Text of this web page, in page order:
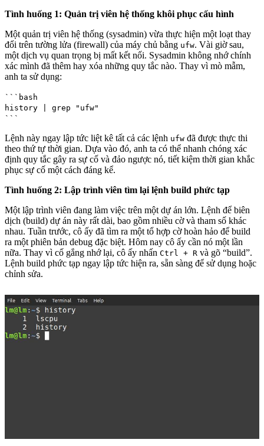
Tình huống 1: Quản trị viên hệ thống khôi phục cấu hình
Một quản trị viên hệ thống (sysadmin) vừa thực hiện một loạt thay
đổi trên tường lửa (firewall) của máy chủ bằng ufw. Vài giờ sau,
một dịch vụ quan trọng bị mất kết nối. Sysadmin không nhớ chính
xác mình đã thêm hay xóa những quy tắc nào. Thay vì mò mẫm,
anh ta sử dụng:
```bash
history | grep "ufw"
```
Lệnh này ngay lập tức liệt kê tất cả các lệnh ufw đã được thực thi
theo thứ tự thời gian. Dựa vào đó, anh ta có thể nhanh chóng xác
định quy tắc gây ra sự cố và đảo ngược nó, tiết kiệm thời gian khắc
phục sự cố một cách đáng kể.
Tình huống 2: Lập trình viên tìm lại lệnh build phức tạp
Một lập trình viên đang làm việc trên một dự án lớn. Lệnh để biên
dịch (build) dự án này rất dài, bao gồm nhiều cờ và tham số khác
nhau. Tuần trước, cô ấy đã tìm ra một tổ hợp cờ hoàn hảo để build
ra một phiên bản debug đặc biệt. Hôm nay cô ấy cần nó một lần
nữa. Thay vì cố gắng nhớ lại, cô ấy nhấn Ctrl + R và gõ “build”.
Lệnh build phức tạp ngay lập tức hiện ra, sẵn sàng để sử dụng hoặc
chỉnh sửa.